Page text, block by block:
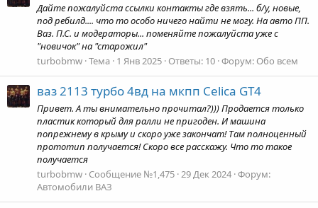
Дайте пожалуйста ссылки контакты где взять... б/у, новые,
под ребилд.... что то особо ничего найти не могу. На авто ПП.
Ваз. П.С. и модераторы... поменяйте пожалуйста уже с
"новичок" на "старожил"
turbobmw Тема 1 Янв 2025 Ответы: 10 Форум: Обо всем
ваз 2113 турбо 4вд на мкпп Celica GT4
Привет. А ты внимательно прочитал?))) Продается только
пластик который для ралли не пригоден. И машина
попрежнему в крыму и скоро уже закончат! Там полноценный
прототип получается! Скоро все расскажу. Что то такое
получается
turbobmw Сообщение №1,475 29 Дек 2024 Форум:
Автомобили ВАЗ